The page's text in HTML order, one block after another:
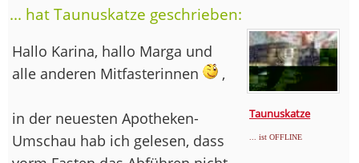
... hat Taunuskatze geschrieben:
Taunuskatze
... ist OFFLINE
Hallo Karina, hallo Marga und
alle anderen Mitfasterinnen
,
in der neuesten Apotheken-
Umschau hab ich gelesen, dass